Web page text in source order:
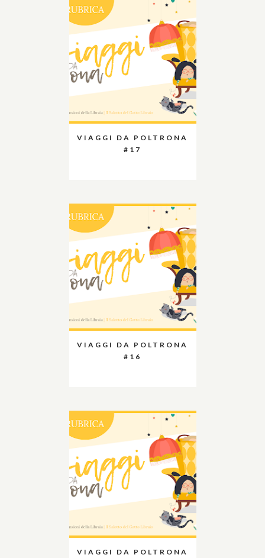
VIAGGI DA POLTRONA
#17
VIAGGI DA POLTRONA
#16
VIAGGI DA POLTRONA